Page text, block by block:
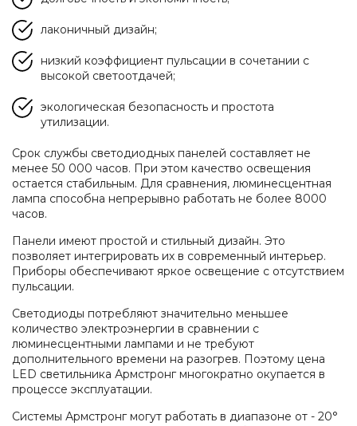
лаконичный дизайн;
низкий коэффициент пульсации в сочетании с
высокой светоотдачей;
экологическая безопасность и простота
утилизации.
Срок службы светодиодных панелей составляет не
менее 50 000 часов. При этом качество освещения
остается стабильным. Для сравнения, люминесцентная
лампа способна непрерывно работать не более 8000
часов.
Панели имеют простой и стильный дизайн. Это
позволяет интегрировать их в современный интерьер.
Приборы обеспечивают яркое освещение с отсутствием
пульсации.
Светодиоды потребляют значительно меньшее
количество электроэнергии в сравнении с
люминесцентными лампами и не требуют
дополнительного времени на разогрев. Поэтому цена
LED светильника Армстронг многократно окупается в
процессе эксплуатации.
Системы Армстронг могут работать в диапазоне от - 20°